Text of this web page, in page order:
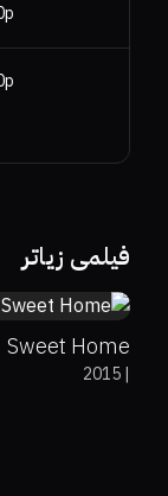
فیلمی زیاتر
Sweet Home
|
2015